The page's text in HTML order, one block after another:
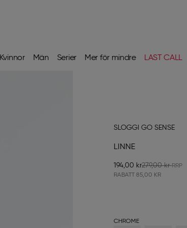
Kvinnor Män Serier Mer för mindre LAST CALL
SLOGGI GO SENSE
LINNE
194,00 kr279,00 kr
RABATT 85,00 KR
CHROME